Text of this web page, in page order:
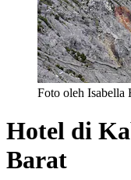
Foto oleh Isabella
Hotel di
Barat